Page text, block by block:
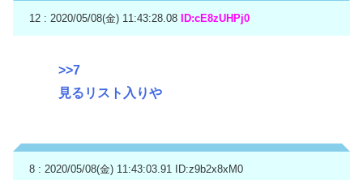
12 : 2020/05/08(金) 11:43:28.08 ID:cE8zUHPj0
>>7
見るリスト入りや
8 : 2020/05/08(金) 11:43:03.91 ID:z9b2x8xM0